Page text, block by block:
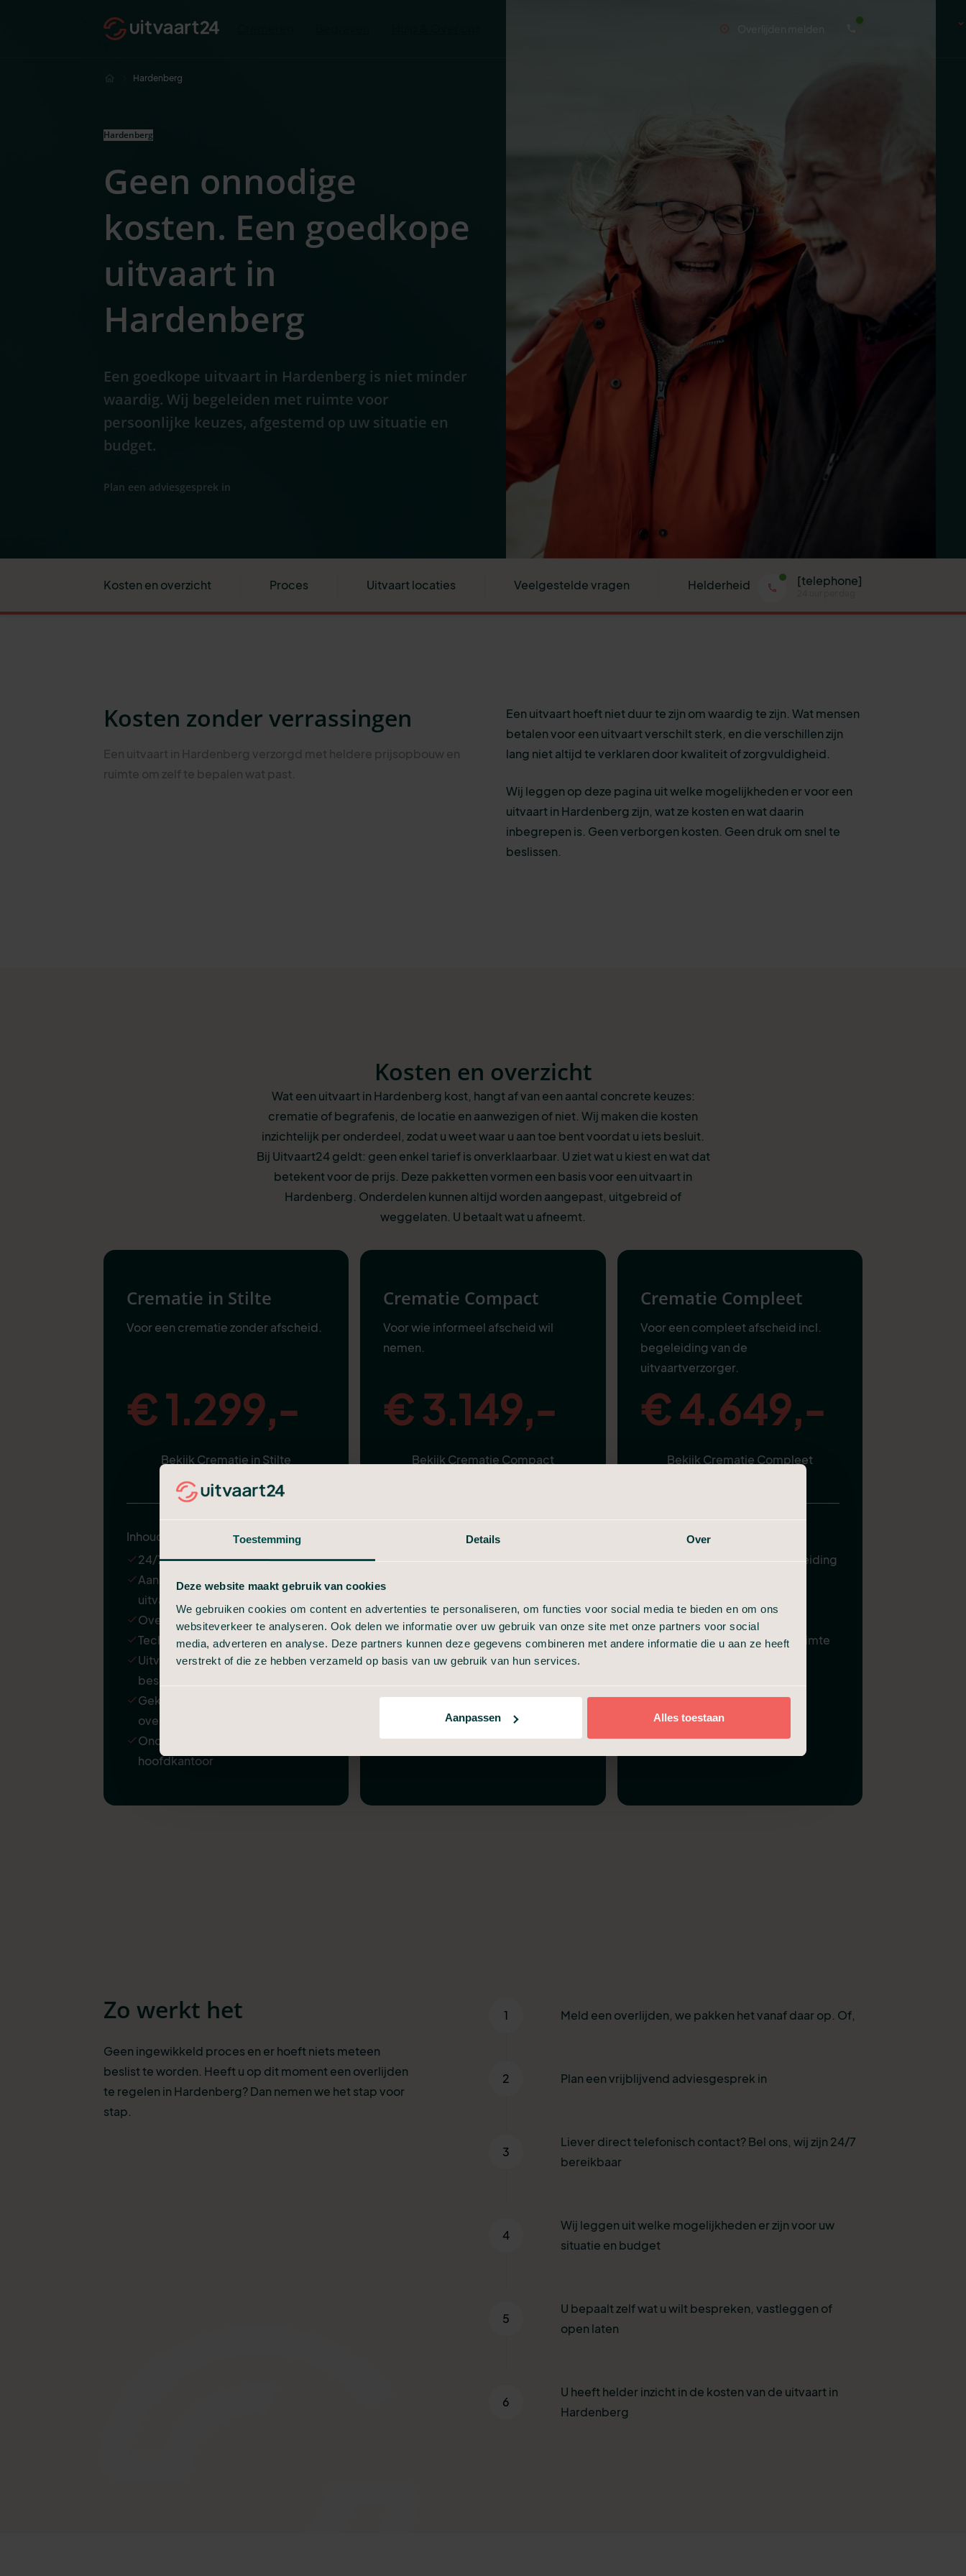
Toestemming Details Over
Deze website maakt gebruik van cookies
We gebruiken cookies om content en advertenties te personaliseren, om functies voor social media te bieden en om ons
websiteverkeer te analyseren. Ook delen we informatie over uw gebruik van onze site met onze partners voor social
media, adverteren en analyse. Deze partners kunnen deze gegevens combineren met andere informatie die u aan ze heeft
verstrekt of die ze hebben verzameld op basis van uw gebruik van hun services.
Aanpassen Alles toestaan
Hardenberg
Hardenberg
Geen onnodige
kosten. Een goedkope
uitvaart in
Hardenberg
Een goedkope uitvaart in Hardenberg is niet minder
waardig. Wij begeleiden met ruimte voor
persoonlijke keuzes, afgestemd op uw situatie en
budget.
Plan een adviesgesprek in
Kosten en overzicht Proces Uitvaart locaties Veelgestelde vragen Helderheid [telephone]
Kosten zonder verrassingen
Een uitvaart in Hardenberg verzorgd met heldere prijsopbouw en
ruimte om zelf te bepalen wat past.
Een uitvaart hoeft niet duur te zijn om waardig te zijn. Wat mensen
betalen voor een uitvaart verschilt sterk, en die verschillen zijn
lang niet altijd te verklaren door kwaliteit of zorgvuldigheid.
Wij leggen op deze pagina uit welke mogelijkheden er voor een
uitvaart in Hardenberg zijn, wat ze kosten en wat daarin
inbegrepen is. Geen verborgen kosten. Geen druk om snel te
beslissen.
Kosten en overzicht
Wat een uitvaart in Hardenberg kost, hangt af van een aantal concrete keuzes:
crematie of begrafenis, de locatie en aanwezigen of niet. Wij maken die kosten
inzichtelijk per onderdeel, zodat u weet waar u aan toe bent voordat u iets besluit.
Bij Uitvaart24 geldt: geen enkel tarief is onverklaarbaar. U ziet wat u kiest en wat dat
betekent voor de prijs. Deze pakketten vormen een basis voor een uitvaart in
Hardenberg. Onderdelen kunnen altijd worden aangepast, uitgebreid of
weggelaten. U betaalt wat u afneemt.
Crematie in Stilte
Voor een crematie zonder afscheid.
€ 1.299,-
Bekijk Crematie in Stilte
Inhoud
24/7 ondersteuning
Aannemen en regelen van de
uitvaart
Overbrenging van de overledene
Technische verzorging
Uitvaartkist met een kleine
beschadiging
Gekoelde bewaring van
overledene
Ondersteuning door
hoofdkantoor
Crematie Compact
Voor wie informeel afscheid wil
nemen.
€ 3.149,-
Bekijk Crematie Compact
Alles van in Stilte, plus:
Volledige verzorging
Nette uitvaartkist
Informeel afscheid (30 min)
Incasseren van
verzekeringspolissen
Crematie Compleet
Voor een compleet afscheid incl.
begeleiding van de
uitvaartverzorger.
€ 4.649,-
Bekijk Crematie Compleet
Alles van Compact, plus:
Uitvaartverzorger ter begeleiding
Gebruik familiekamer
Samenzijn in condoleanceruimte
Zo werkt het
Geen ingewikkeld proces en er hoeft niets meteen
beslist te worden. Heeft u op dit moment een overlijden
te regelen in Hardenberg? Dan nemen we het stap voor
stap.
1 Meld een overlijden, we pakken het vanaf daar op. Of,
2 Plan een vrijblijvend adviesgesprek in
3
Liever direct telefonisch contact? Bel ons, wij zijn 24/7
bereikbaar
4
Wij leggen uit welke mogelijkheden er zijn voor uw
situatie en budget
5
U bepaalt zelf wat u wilt bespreken, vastleggen of
open laten
6
U heeft helder inzicht in de kosten van de uitvaart in
Hardenberg